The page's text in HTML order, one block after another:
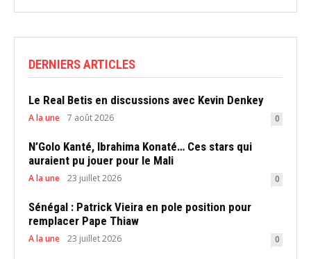
DERNIERS ARTICLES
Le Real Betis en discussions avec Kevin Denkey
A la une 7 août 2026 0
N’Golo Kanté, Ibrahima Konaté… Ces stars qui
auraient pu jouer pour le Mali
A la une 23 juillet 2026 0
Sénégal : Patrick Vieira en pole position pour
remplacer Pape Thiaw
A la une 23 juillet 2026 0